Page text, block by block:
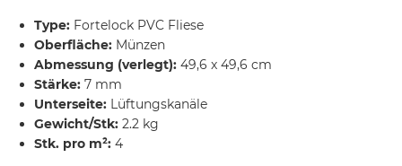
Type: Fortelock PVC Fliese
Oberfläche: Münzen
Abmessung (verlegt): 49,6 x 49,6 cm
Stärke: 7 mm
Unterseite: Lüftungskanäle
Gewicht/Stk: 2.2 kg
Stk. pro m²: 4